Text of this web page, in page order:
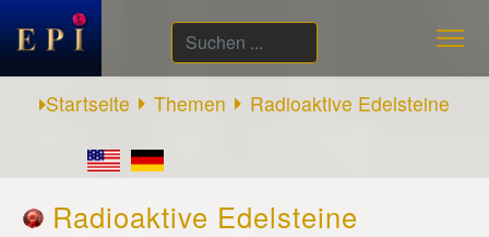
Suchen
...
Startseite
Themen Radioaktive Edelsteine
Radioaktive Edelsteine